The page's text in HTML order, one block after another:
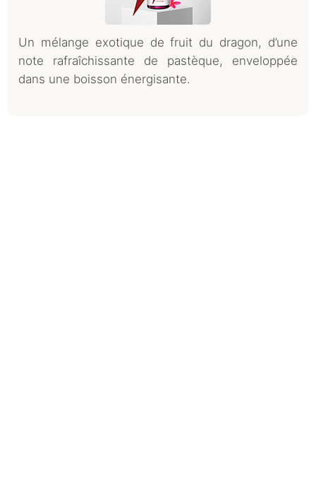
Un mélange exotique de fruit du dragon, d’une
note rafraîchissante de pastèque, enveloppée
dans une boisson énergisante.